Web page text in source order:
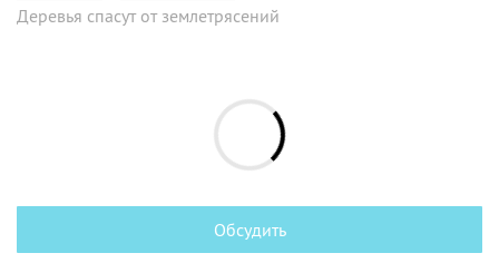
Деревья спасут от землетрясений
Обсудить